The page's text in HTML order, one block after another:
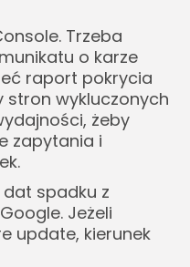
Trzeba
o karze
raport pokrycia
wykluczonych
żeby
zapytania i
spadku z
Jeżeli
update, kierunek